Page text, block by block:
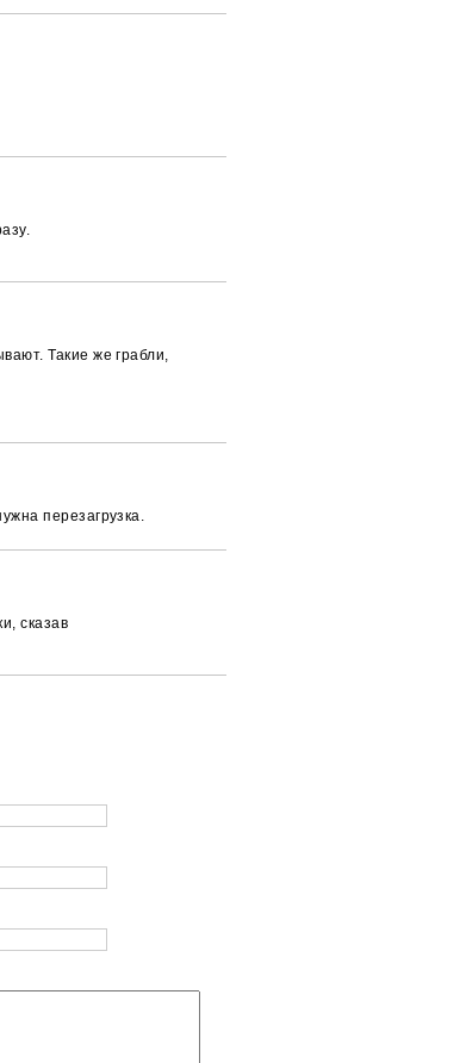
Такие же грабли,
перезагрузка.
сказав